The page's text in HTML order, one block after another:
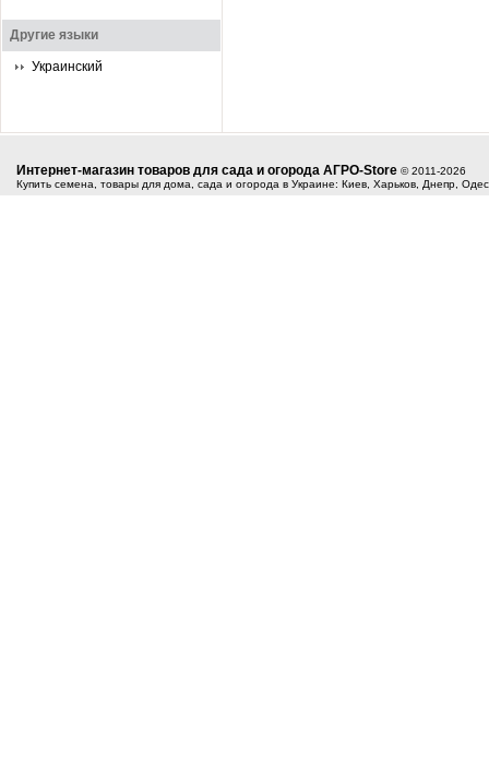
Другие языки
Украинский
Интернет-магазин товаров для сада и огорода АГРО-Store © 2011-2026
Купить семена, товары для дома, сада и огорода в Украине: Киев, Харьков, Днепр,